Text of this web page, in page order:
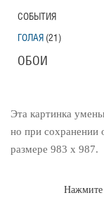
Нажмите
Эта картинка
но при сохранении
размере 983 x 987.
СОБЫТИЯ
ГОЛАЯ (21 )
ОБОИ